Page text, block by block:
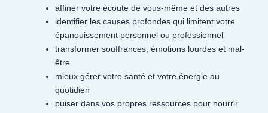
affiner votre écoute de vous-même et des autres
identifier les causes profondes qui limitent votre
épanouissement personnel ou professionnel
transformer souffrances, émotions lourdes et mal-
être
mieux gérer votre santé et votre énergie au
quotidien
puiser dans vos propres ressources pour nourrir